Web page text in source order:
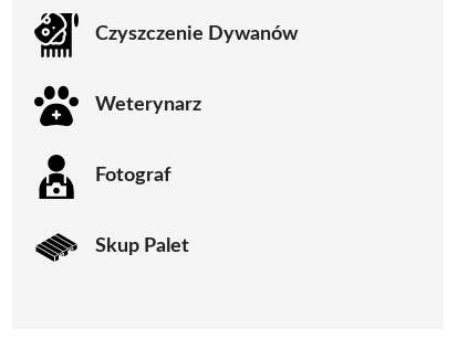
Czyszczenie Dywanów
Weterynarz
Fotograf
Skup Palet